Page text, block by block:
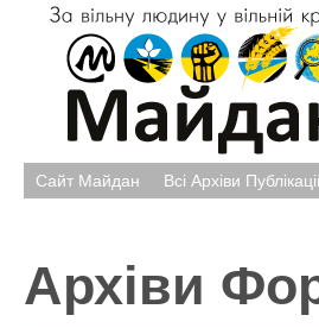
Сайт Майдан Всі Архіви
Архіви